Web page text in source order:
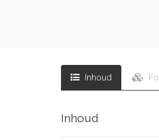
Inhoud
Inhoud